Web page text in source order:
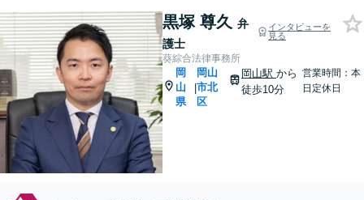
黒塚 尊久 弁
護士
インタビューを
見る
葵綜合法律事務所
岡
山
県
|
岡山
市北
区
岡山駅 から
徒歩10分
営業時間：本
日定休日